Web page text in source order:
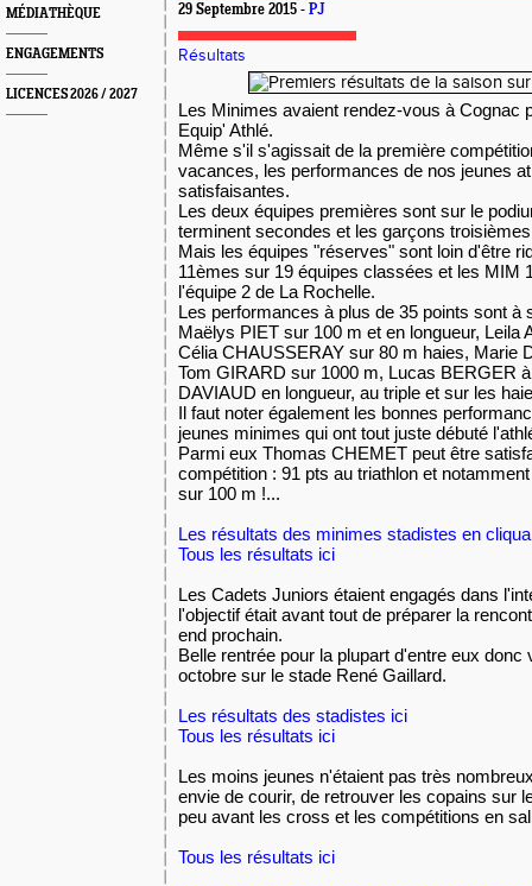
MÉDIATHÈQUE
ENGAGEMENTS
LICENCES 2026 / 2027
29 Septembre 2015 - PJ
Résultats
Les Minimes avaient rendez-vous à Cognac
Equip' Athlé.
Même s'il s'agissait de la première
vacances, les performances de nos jeunes
satisfaisantes.
Les deux équipes premières sont sur le
terminent secondes et les garçons
Mais les équipes "réserves" sont loin d'être
11èmes sur 19 équipes classées et les MIM
l'équipe 2 de La Rochelle.
Les performances à plus de 35 points sont à
Maëlys PIET sur 100 m et en longueur, Leila
Célia CHAUSSERAY sur 80 m haies, Marie
Tom GIRARD sur 1000 m, Lucas BERGER
DAVIAUD en longueur, au triple et sur les
Il faut noter également les bonnes
jeunes minimes qui ont tout juste débuté
Parmi eux Thomas CHEMET peut être
compétition : 91 pts au triathlon et
sur 100 m !...
Les résultats des minimes stadistes en
Tous les résultats ici
Les Cadets Juniors étaient engagés dans
l'objectif était avant tout de préparer la
end prochain.
Belle rentrée pour la plupart d'entre eux
octobre sur le stade René Gaillard.
Les résultats des stadistes ici
Tous les résultats ici
Les moins jeunes n'étaient pas très
envie de courir, de retrouver les copains sur
peu avant les cross et les compétitions en
Tous les résultats ici